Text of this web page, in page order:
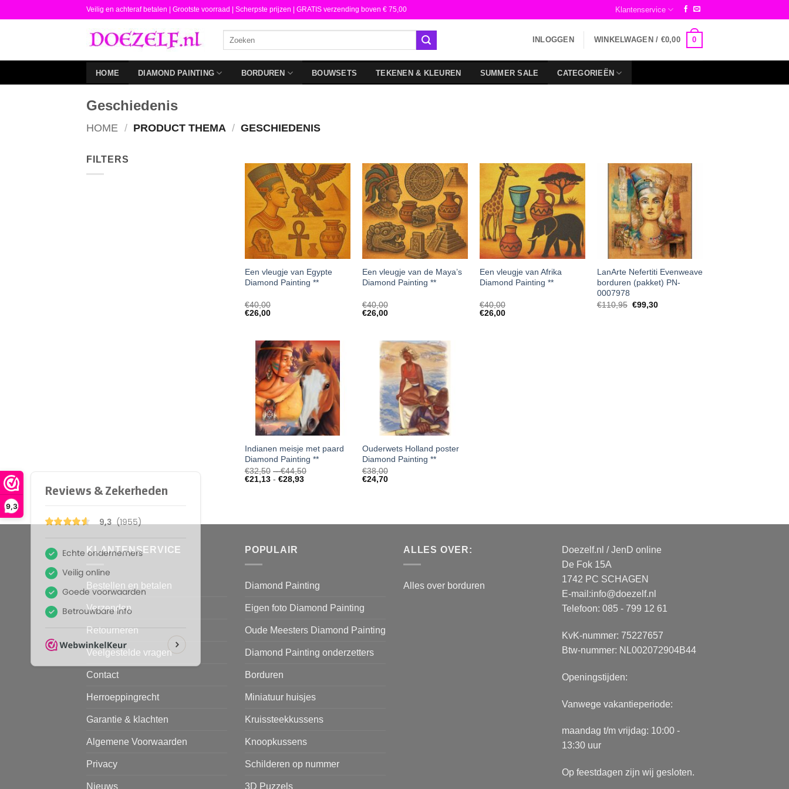
9,3
naar
Veilig en achteraf betalen | Grootste voorraad | Scherpste prijzen | GRATIS verzending boven € 75,00 Klantenservice
INLOGGEN WINKELWAGEN / €0,00 0
HOME DIAMOND PAINTING BORDUREN BOUWSETS TEKENEN & KLEUREN SUMMER SALE CATEGORIEËN
Geschiedenis
HOME / PRODUCT THEMA / GESCHIEDENIS
FILTERS
Een vleugje van Egypte
Diamond Painting **
€40,00
€26,00
Een vleugje van de Maya’s
Diamond Painting **
€40,00
€26,00
Een vleugje van Afrika
Diamond Painting **
€40,00
€26,00
LanArte Nefertiti Evenweave
borduren (pakket) PN-
0007978
€110,95 €99,30
Indianen meisje met paard
Diamond Painting **
€32,50 - €44,50
€21,13 - €28,93Prijsklasse:
Ouderwets Holland poster
Diamond Painting **
€38,00
€24,70
KLANTENSERVICE
Bestellen en betalen
Verzenden
Retourneren
Veelgestelde vragen
Contact
Herroeppingrecht
Garantie & klachten
Algemene Voorwaarden
Privacy
Nieuws
POPULAIR
Diamond Painting
Eigen foto Diamond Painting
Oude Meesters Diamond Painting
Diamond Painting onderzetters
Borduren
Miniatuur huisjes
Kruissteekkussens
Knoopkussens
Schilderen op nummer
3D Puzzels
ALLES OVER:
Alles over borduren
Doezelf.nl / JenD online
De Fok 15A
1742 PC SCHAGEN
E-mail:info@doezelf.nl
Telefoon: 085 - 799 12 61
KvK-nummer: 75227657
Btw-nummer: NL002072904B44
Openingstijden:
Vanwege vakantieperiode:
maandag t/m vrijdag: 10:00 -
13:30 uur
Op feestdagen zijn wij gesloten.